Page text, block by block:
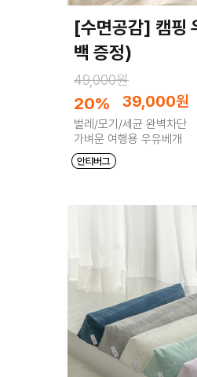
[수면공감] 캠핑
백 증정)
49,000원
20% 39,000원
벌레/모기/세균 완벽차단
가벼운 여행용 우유베개